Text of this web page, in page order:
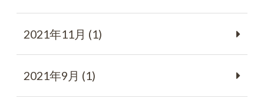
2021年11月 (1)
2021年9月 (1)